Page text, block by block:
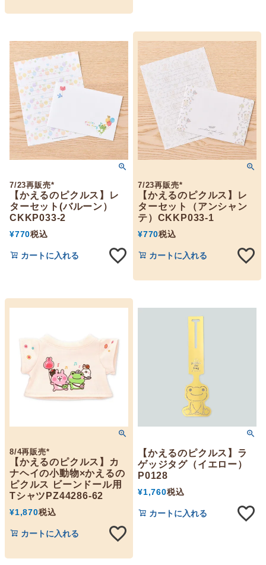
7/23再販売*
【かえるのピクルス】レ
ターセット(バルーン）
CKKP033-2
¥770税込
カートに入れる
7/23再販売*
【かえるのピクルス】レ
ターセット（アンシャン
テ）CKKP033-1
¥770税込
カートに入れる
8/4再販売*
【かえるのピクルス】カ
ナヘイの小動物×かえるの
ピクルス ビーンドール用
TシャツPZ44286-62
¥1,870税込
カートに入れる
【かえるのピクルス】ラ
ゲッジタグ（イエロー）
P0128
¥1,760税込
カートに入れる